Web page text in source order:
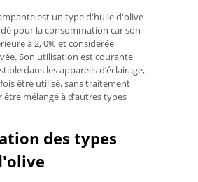
est un type d'huile d'olive
pour la consommation car son
à 2, 0% et considérée
Son utilisation est courante
dans les appareils d’éclairage,
être utilisé, sans traitement
mélangé à d’autres types
des types